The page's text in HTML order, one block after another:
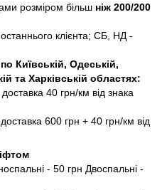
розміром більш ніж 200/200
клієнта; СБ, НД -
Київській, Одеській,
та Харківській областях:
40 грн/км від знака
600 грн + 40 грн/км від
- 50 грн Двоспальні -